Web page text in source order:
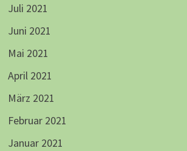
Juli 2021
Juni 2021
Mai 2021
April 2021
März 2021
Februar 2021
Januar 2021